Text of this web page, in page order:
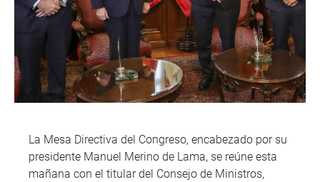
La Mesa Directiva del Congreso, encabezado por su
presidente Manuel Merino de Lama, se reúne esta
mañana con el titular del Consejo de Ministros,